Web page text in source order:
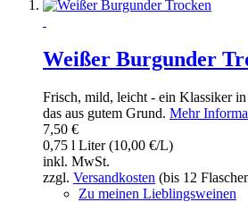
Weißer Burgunder
Frisch, mild, leicht - ein Klassiker
das aus gutem Grund. Mehr
7,50 €
0,75 l Liter (10,00 €/L)
inkl. MwSt.
zzgl. Versandkosten (bis 12
Zu meinen Lieblingsweinen